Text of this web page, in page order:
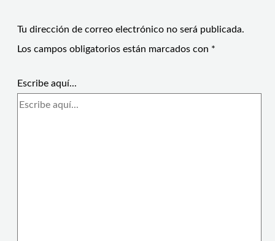
Tu dirección de correo electrónico no será publicada.
Los campos obligatorios están marcados con *
Escribe aquí...